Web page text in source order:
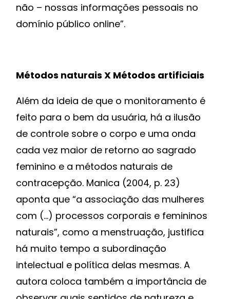
não – nossas informações pessoais no
domínio público online”.
Métodos naturais X Métodos artificiais
Além da ideia de que o monitoramento é
feito para o bem da usuária, há a ilusão
de controle sobre o corpo e uma onda
cada vez maior de retorno ao sagrado
feminino e a métodos naturais de
contracepção. Manica (2004, p. 23)
aponta que “a associação das mulheres
com (…) processos corporais e femininos
naturais”, como a menstruação, justifica
há muito tempo a subordinação
intelectual e política delas mesmas. A
autora coloca também a importância de